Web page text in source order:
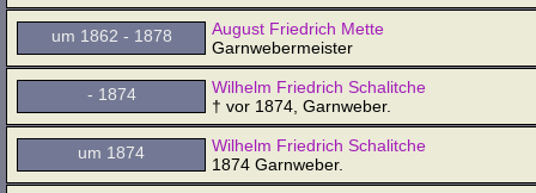
um 1862 - 1878
August Friedrich Mette
Garnwebermeister
- 1874
Wilhelm Friedrich Schalitche
† vor 1874, Garnweber.
um 1874
Wilhelm Friedrich Schalitche
1874 Garnweber.